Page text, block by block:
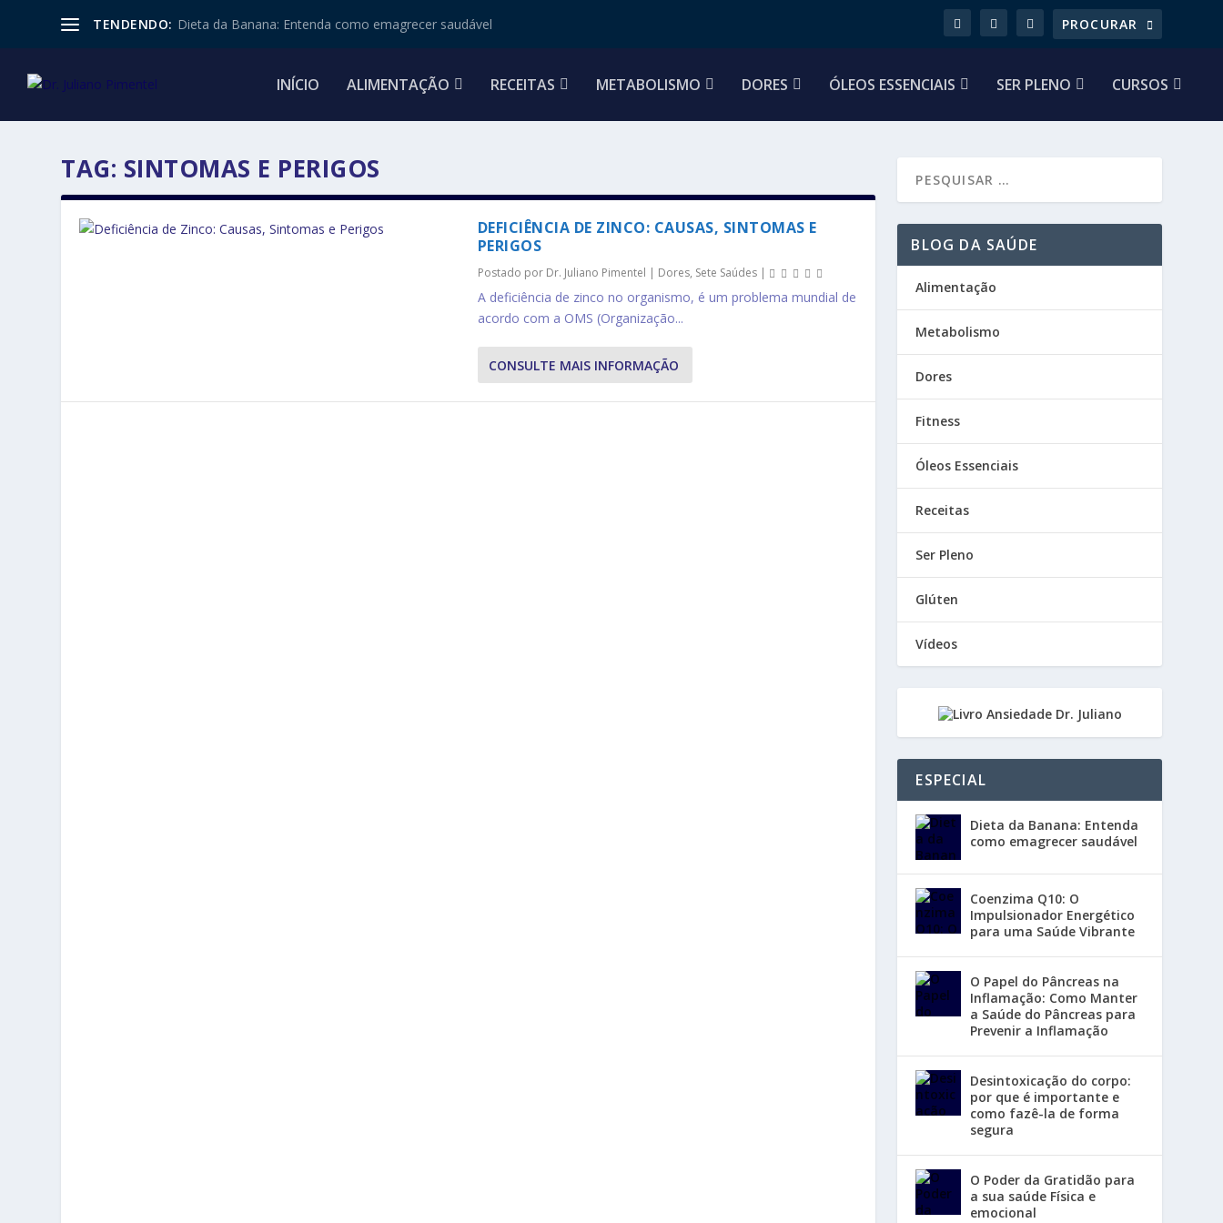
TENDENDO: Dieta da Banana: Entenda como emagrecer saudável
INÍCIO ALIMENTAÇÃO RECEITAS METABOLISMO DORES ÓLEOS ESSENCIAIS SER PLENO CURSOS
TAG: SINTOMAS E PERIGOS
DEFICIÊNCIA DE ZINCO: CAUSAS, SINTOMAS E
PERIGOS
Postado por Dr. Juliano Pimentel | Dores, Sete Saúdes|
A deficiência de zinco no organismo, é um problema mundial de
acordo com a OMS (Organização...
CONSULTE MAIS INFORMAÇÃO
BLOG DA SAÚDE
Alimentação
Metabolismo
Dores
Fitness
Óleos Essenciais
Receitas
Ser Pleno
Glúten
Vídeos
ESPECIAL
Dieta da Banana: Entenda
como emagrecer saudável
Coenzima Q10: O
Impulsionador Energético
para uma Saúde Vibrante
O Papel do Pâncreas na
Inflamação: Como Manter
a Saúde do Pâncreas para
Prevenir a Inflamação
Desintoxicação do corpo:
por que é importante e
como fazê-la de forma
segura
O Poder da Gratidão para
a sua saúde Física e
emocional